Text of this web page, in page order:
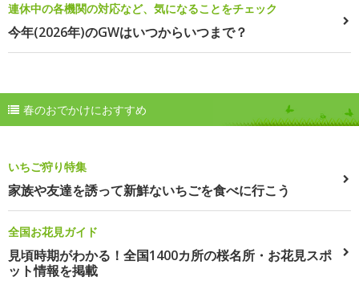
連休中の各機関の対応など、気になることをチェック
今年(2026年)のGWはいつからいつまで？
春のおでかけにおすすめ
いちご狩り特集
家族や友達を誘って新鮮ないちごを食べに行こう
全国お花見ガイド
見頃時期がわかる！全国1400カ所の桜名所・お花見スポ
ット情報を掲載